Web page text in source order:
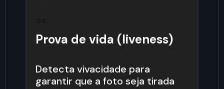
Prova de vida (liveness)
Detecta vivacidade para
garantir que a foto seja tirada